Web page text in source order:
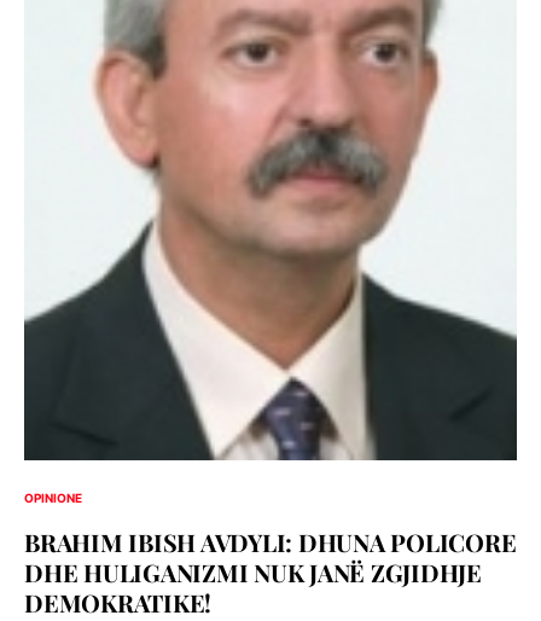
OPINIONE
BRAHIM IBISH AVDYLI: DHUNA POLICORE
DHE HULIGANIZMI NUK JANË ZGJIDHJE
DEMOKRATIKE!